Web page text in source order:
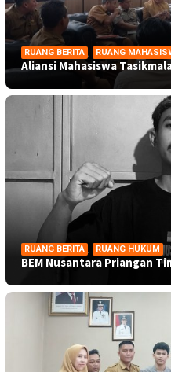
RUANG BERITA , RUANG
Aliansi Mahasiswa
RUANG BERITA , RUANG HUKUM
BEM Nusantara Priangan